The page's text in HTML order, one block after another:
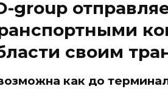
group
своим
как до